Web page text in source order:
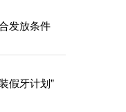
假牙计划”